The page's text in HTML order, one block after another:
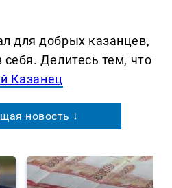
для добрых казанцев,
Делитеcь тем, что
Казанец
новость ↓